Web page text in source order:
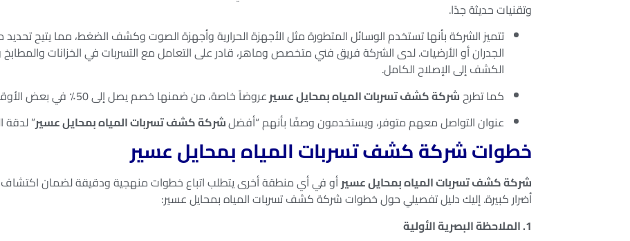
وتقنيات حديثة جدًا.
تتميز الشركة بأنها تستخدم الوسائل المتطورة مثل الأجهزة الحرارية وأجهزة الصوت وكشف الضغط، مما يتيح
الجدران أو الأرضيات. لدى الشركة فريق فني متخصص وماهر، قادر على التعامل مع التسربات في الخزانات
الكشف إلى الإصلاح الكامل.
كما تطرحشركة كشف تسربات المياه بمحايل عسيرعروضاً خاصة، من ضمنها خصم يصل إلى 50 ٪ في بعض
عنوان التواصل معهم متوفر، ويستخدمون وصفًا بأنهم “أفضلشركة كشف تسربات المياه بمحايل عسير” لدقة
خطوات شركة كشف تسربات المياه بمحايل عسير
شركة كشف تسربات المياه بمحايل عسيرأو في أي منطقة أخرى يتطلب اتباع خطوات منهجية ودقيقة لضمان
أضرار كبيرة. إليك دليل تفصيلي حول خطوات شركة كشف تسربات المياه بمحايل عسير:
1. الملاحظة البصرية الأولية